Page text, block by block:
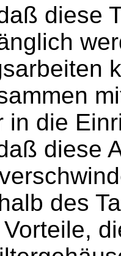
diese
in die
diese
des